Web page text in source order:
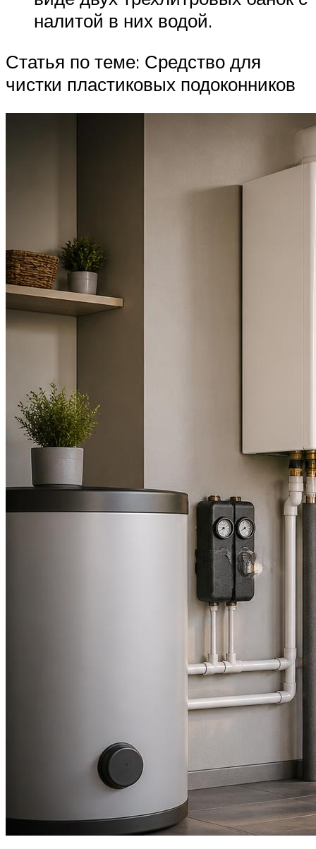
налитой в них водой.
Статья по теме: Средство для
чистки пластиковых подоконников